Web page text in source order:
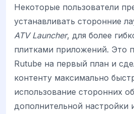
Некоторые пользователи
устанавливать сторонние
ATV Launcher, для более
плитками приложений. Это
Rutube на первый план и
контенту максимально
использование сторонних
дополнительной настройки